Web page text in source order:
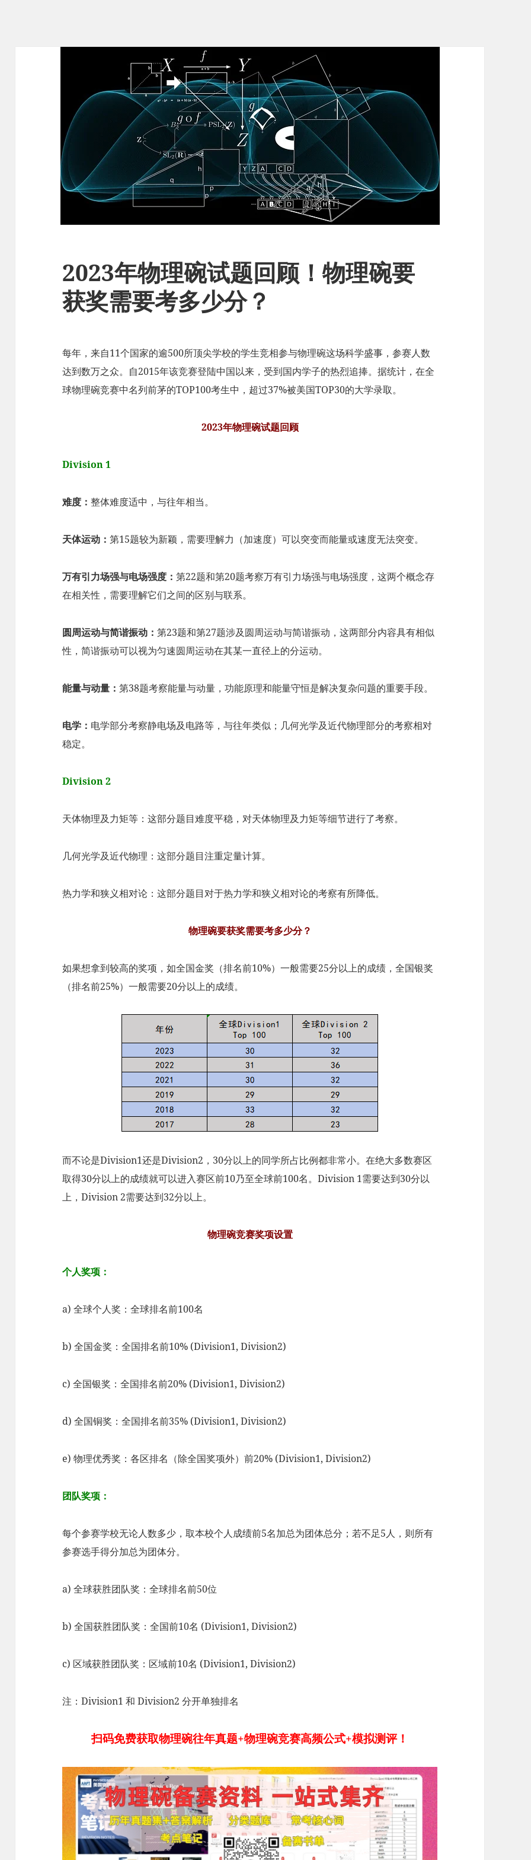
2023年物理碗试题回顾！物理碗要
获奖需要考多少分？
每年，来自11个国家的逾500所顶尖学校的学生竞相参与物理碗这场科学盛事，参赛人数
达到数万之众。自2015年该竞赛登陆中国以来，受到国内学子的热烈追捧。据统计，在全
球物理碗竞赛中名列前茅的TOP100考生中，超过37%被美国TOP30的大学录取。
2023年物理碗试题回顾
Division 1
难度：整体难度适中，与往年相当。
天体运动：第15题较为新颖，需要理解力（加速度）可以突变而能量或速度无法突变。
万有引力场强与电场强度：第22题和第20题考察万有引力场强与电场强度，这两个概念存
在相关性，需要理解它们之间的区别与联系。
圆周运动与简谐振动：第23题和第27题涉及圆周运动与简谐振动，这两部分内容具有相似
性，简谐振动可以视为匀速圆周运动在其某一直径上的分运动。
能量与动量：第38题考察能量与动量，功能原理和能量守恒是解决复杂问题的重要手段。
电学： 电学部分考察静电场及电路等，与往年类似；几何光学及近代物理部分的考察相对
稳定。
Division 2
天体物理及力矩等：这部分题目难度平稳，对天体物理及力矩等细节进行了考察。
几何光学及近代物理：这部分题目注重定量计算。
热力学和狭义相对论：这部分题目对于热力学和狭义相对论的考察有所降低。
物理碗要获奖需要考多少分？
如果想拿到较高的奖项，如全国金奖（排名前10%）一般需要25分以上的成绩，全国银奖
（排名前25%）一般需要20分以上的成绩。
而不论是Division1还是Division2，30分以上的同学所占比例都非常小。在绝大多数赛区
取得30分以上的成绩就可以进入赛区前10乃至全球前100名。Division 1需要达到30分以
上，Division 2需要达到32分以上。
物理碗竞赛奖项设置
个人奖项：
a) 全球个人奖：全球排名前100名
b) 全国金奖：全国排名前10% (Division1, Division2)
c) 全国银奖：全国排名前20% (Division1, Division2)
d) 全国铜奖：全国排名前35% (Division1, Division2)
e) 物理优秀奖：各区排名（除全国奖项外）前20% (Division1, Division2)
团队奖项：
每个参赛学校无论人数多少，取本校个人成绩前5名加总为团体总分；若不足5人，则所有
参赛选手得分加总为团体分。
a) 全球获胜团队奖：全球排名前50位
b) 全国获胜团队奖：全国前10名 (Division1, Division2)
c) 区域获胜团队奖：区域前10名 (Division1, Division2)
注：Division1 和 Division2 分开单独排名
扫码免费获取物理碗往年真题+物理碗竞赛高频公式+模拟测评！